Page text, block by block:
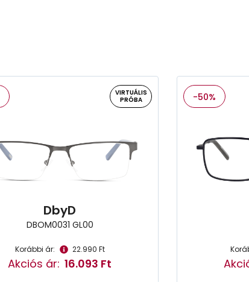
VIRTUÁLIS
PRÓBA
DbyD
DBOM0031 GL00
Korábbi ár: 22.990 Ft
Akciós ár: 16.093 Ft
-50%